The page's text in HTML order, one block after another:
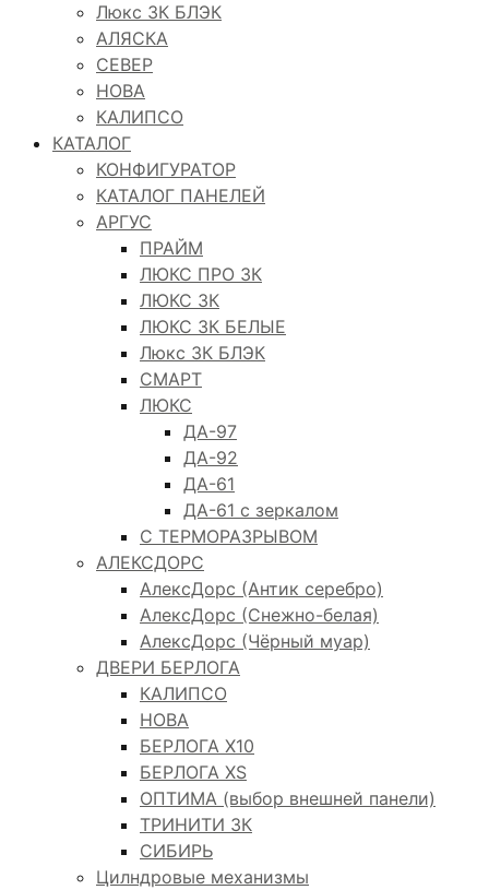
Люкс 3К БЛЭК
АЛЯСКА
СЕВЕР
НОВА
КАЛИПСО
КАТАЛОГ
КОНФИГУРАТОР
КАТАЛОГ ПАНЕЛЕЙ
АРГУС
ПРАЙМ
ЛЮКС ПРО 3К
ЛЮКС 3К
ЛЮКС 3К БЕЛЫЕ
Люкс 3К БЛЭК
СМАРТ
ЛЮКС
ДА-97
ДА-92
ДА-61
ДА-61 с зеркалом
С ТЕРМОРАЗРЫВОМ
АЛЕКСДОРС
АлексДорс (Антик серебро)
АлексДорс (Снежно-белая)
АлексДорс (Чёрный муар)
ДВЕРИ БЕРЛОГА
КАЛИПСО
НОВА
БЕРЛОГА Х10
БЕРЛОГА XS
ОПТИМА (выбор внешней панели)
ТРИНИТИ 3К
СИБИРЬ
Цилндровые механизмы